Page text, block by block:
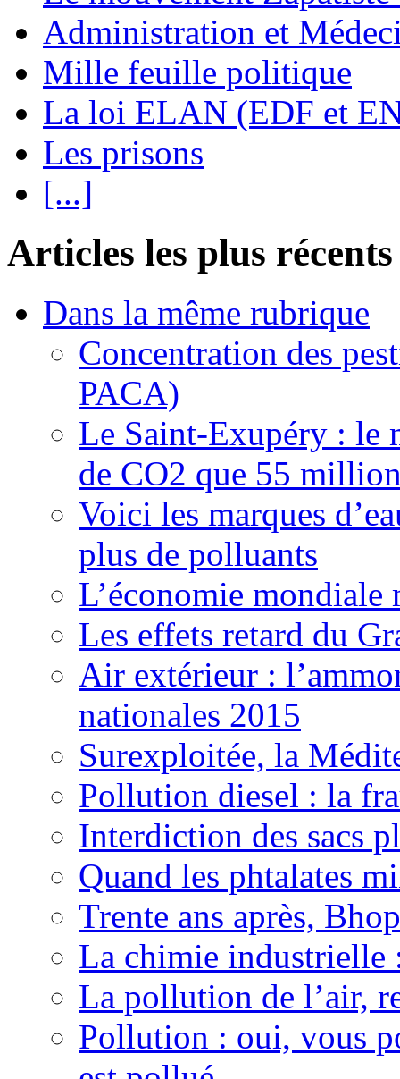
Administration et
Mille feuille politique
La loi ELAN (EDF et
Les prisons
[...]
Articles les plus récents
Dans la même rubrique
Concentration des
PACA)
Le Saint-Exupéry : le
de CO2 que 55
Voici les marques
plus de polluants
L’économie
Les effets retard du
Air extérieur :
nationales 2015
Surexploitée, la
Pollution diesel : la
Interdiction des sacs
Quand les phtalates
Trente ans après,
La chimie industrielle
La pollution de l’air,
Pollution : oui, vous